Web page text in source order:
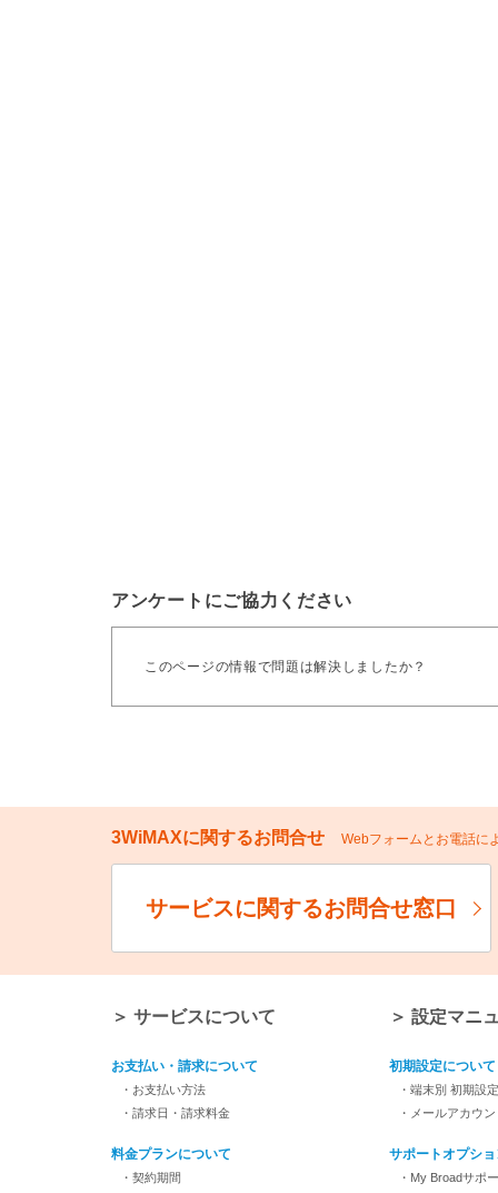
アンケートにご協力ください
このページの情報で問題は解決しましたか？
3WiMAXに関するお問合せ Webフォームとお電話に
サービスに関するお問合せ窓口
＞ サービスについて
お支払い・請求について
・お支払い方法
・請求日・請求料金
料金プランについて
・契約期間
＞ 設定マニ
初期設定について
・端末別 初期設定
・メールアカウ
サポートオプシ
・My Broadサポ